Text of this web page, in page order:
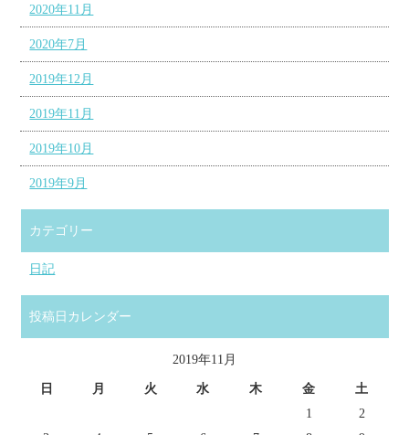
2020年11月
2020年7月
2019年12月
2019年11月
2019年10月
2019年9月
カテゴリー
日記
投稿日カレンダー
2019年11月
日 月 火 水 木 金
土
1
2